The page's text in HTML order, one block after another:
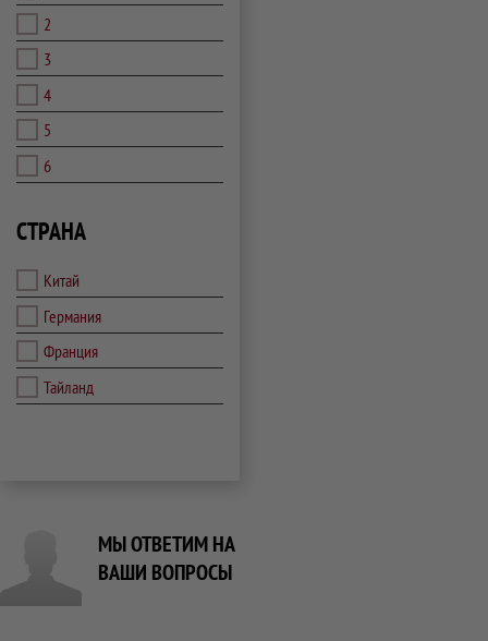
2
3
4
5
6
СТРАНА
Китай
Германия
Франция
Тайланд
МЫ ОТВЕТИМ НА
ВАШИ ВОПРОСЫ